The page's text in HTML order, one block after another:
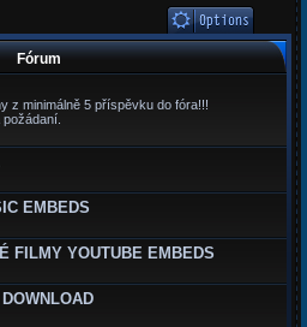
Fórum
z minimálně 5 příspěvku do fóra!!!
EMBEDS
FILMY YOUTUBE EMBEDS